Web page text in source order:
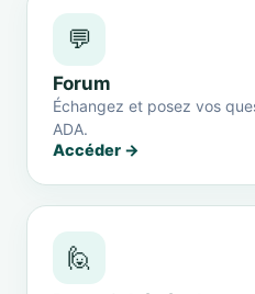
💬
Forum
Échangez et posez vos
ADA.
Accéder →
🙋